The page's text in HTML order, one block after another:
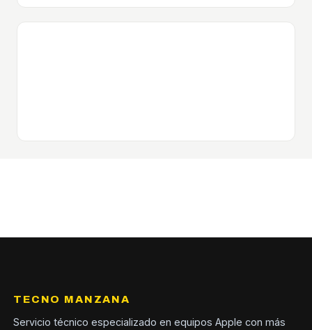
TECNO MANZANA
Servicio técnico especializado en equipos Apple con más